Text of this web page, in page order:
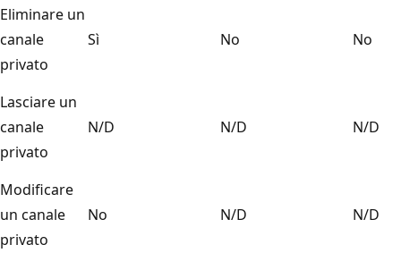
Eliminare un
canale
privato
Sì No No
Lasciare un
canale
privato
N/D N/D N/D
Modificare
un canale
privato
No N/D N/D